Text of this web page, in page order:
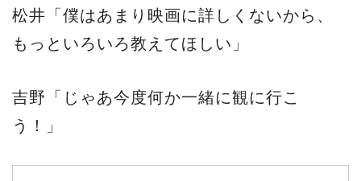
松井「僕はあまり映画に詳しくないから、
もっといろいろ教えてほしい」
吉野「じゃあ今度何か一緒に観に行こ
う！」